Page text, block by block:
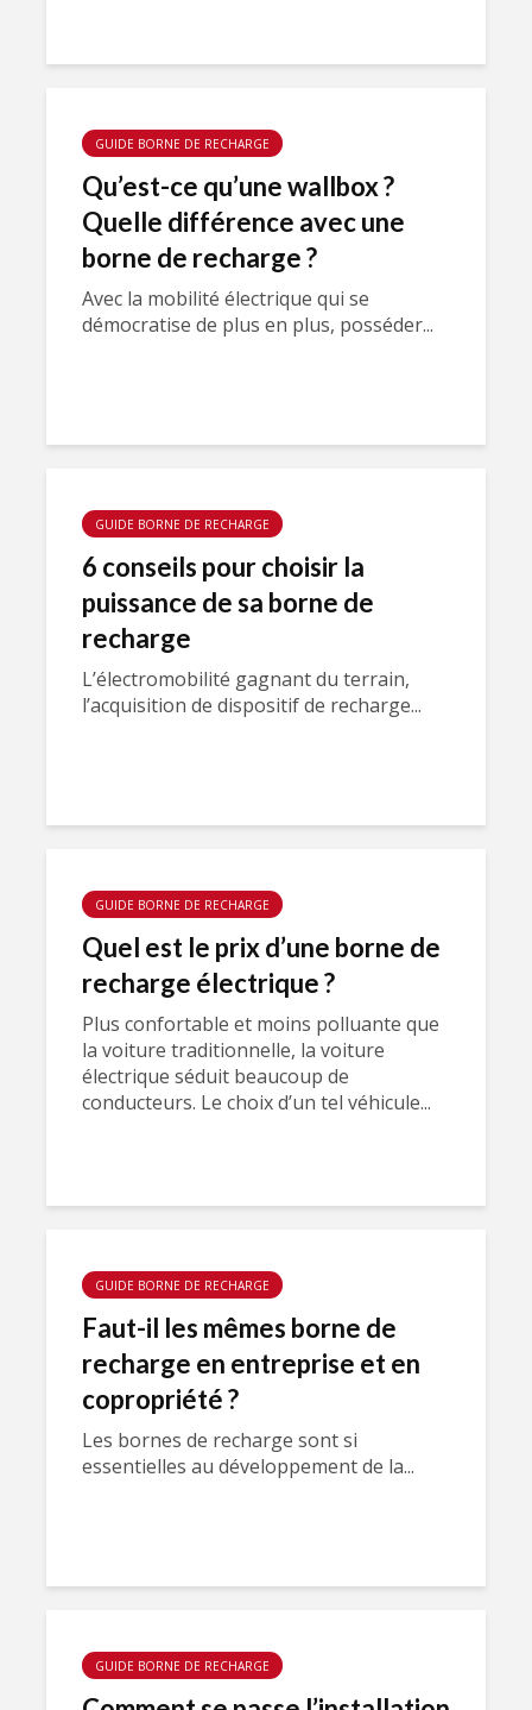
GUIDE BORNE DE RECHARGE
Qu’est-ce qu’une wallbox ?
Quelle différence avec une
borne de recharge ?
Avec la mobilité électrique qui se
démocratise de plus en plus, posséder...
GUIDE BORNE DE RECHARGE
6 conseils pour choisir la
puissance de sa borne de
recharge
L’électromobilité gagnant du terrain,
l’acquisition de dispositif de recharge...
GUIDE BORNE DE RECHARGE
Quel est le prix d’une borne de
recharge électrique ?
Plus confortable et moins polluante que
la voiture traditionnelle, la voiture
électrique séduit beaucoup de
conducteurs. Le choix d’un tel véhicule...
GUIDE BORNE DE RECHARGE
Faut-il les mêmes borne de
recharge en entreprise et en
copropriété ?
Les bornes de recharge sont si
essentielles au développement de la...
GUIDE BORNE DE RECHARGE